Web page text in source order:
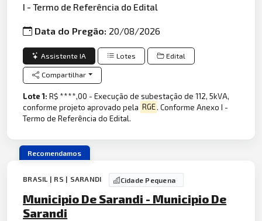
I - Termo de Referência do Edital
Data do Pregão: 20/08/2026
Assistente IA Lotes Edital
Compartilhar
Lote 1:R$ ****,00 - Execução de subestação de 112, 5kVA,
conforme projeto aprovado pela RGE. Conforme Anexo I -
Termo de Referência do Edital.
Recomendamos
BRASIL | RS | SARANDI Cidade Pequena
Municipio De Sarandi - Municipio De
Sarandi